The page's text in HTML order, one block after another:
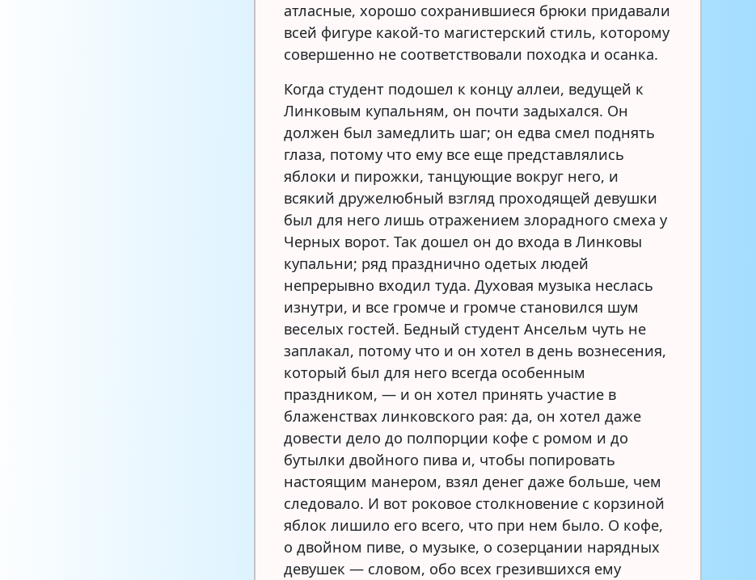
атласные, хорошо сохранившиеся брюки придавали
всей фигуре какой-то магистерский стиль, которому
совершенно не соответствовали походка и осанка.
Когда студент подошел к концу аллеи, ведущей к
Линковым купальням, он почти задыхался. Он
должен был замедлить шаг; он едва смел поднять
глаза, потому что ему все еще представлялись
яблоки и пирожки, танцующие вокруг него, и
всякий дружелюбный взгляд проходящей девушки
был для него лишь отражением злорадного смеха у
Черных ворот. Так дошел он до входа в Линковы
купальни; ряд празднично одетых людей
непрерывно входил туда. Духовая музыка неслась
изнутри, и все громче и громче становился шум
веселых гостей. Бедный студент Ансельм чуть не
заплакал, потому что и он хотел в день вознесения,
который был для него всегда особенным
праздником, — и он хотел принять участие в
блаженствах линковского рая: да, он хотел даже
довести дело до полпорции кофе с ромом и до
бутылки двойного пива и, чтобы попировать
настоящим манером, взял денег даже больше, чем
следовало. И вот роковое столкновение с корзиной
яблок лишило его всего, что при нем было. О кофе,
о двойном пиве, о музыке, о созерцании нарядных
девушек — словом, обо всех грезившихся ему